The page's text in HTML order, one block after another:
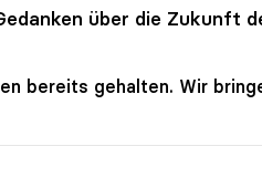
über die Zukunft
bereits gehalten. Wir